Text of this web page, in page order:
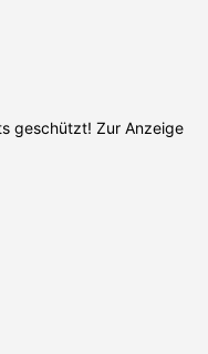
geschützt! Zur Anzeige